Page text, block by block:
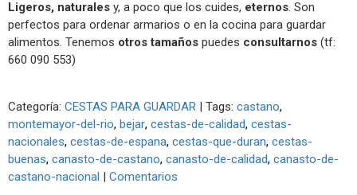
Ligeros, naturales y, a poco que los cuides, eternos . Son
perfectos para ordenar armarios o en la cocina para guardar
alimentos. Tenemos otros tamaños puedes consultarnos (tf:
660 090 553)
Categoría: CESTAS PARA GUARDAR | Tags: castano
montemayor-del-rio bejar cestas-de-calidad cestas-
nacionales cestas-de-espana cestas-que-duran cestas-
buenas canasto-de-castano canasto-de-calidad canasto-de-
castano-nacional | Comentarios